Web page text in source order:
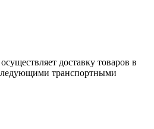
доставку товаров в
транспортными